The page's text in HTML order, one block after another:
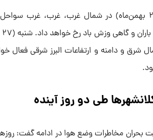
او در ادامه اظهار کرد: جمعه (۲۶ بهمن‌ماه) در شمال غرب، غرب،
شرق و دامنه و ارتفاعات البرز شرقی فعال
طی دو روز آینده
بحران مخاطرات وضع هوا در ادامه گفت: